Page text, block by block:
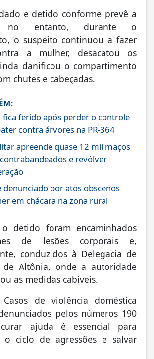
e detido conforme prevê a
no entanto, durante o
o suspeito continuou a fazer
a mulher, desacatou os
danificou o compartimento
chutes e cabeçadas.
ferido após perder o controle
contra árvores na PR-364
apreende quase 12 mil maços
e revólver
por atos obscenos
em chácara na zona rural
detido foram encaminhados
de lesões corporais e,
conduzidos à Delegacia de
de Altônia, onde a autoridade
as medidas cabíveis.
Casos de violência doméstica
pelos números 190
ajuda é essencial para
o ciclo de agressões e salvar